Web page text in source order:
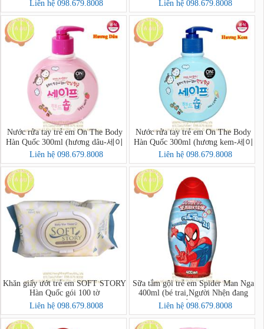
Liên hệ 098.679.8008 Liên hệ 098.679.8008
Nước rửa tay trẻ em On The Body
Hàn Quốc 300ml (hương dâu-세이
프핸드솝)
Liên hệ 098.679.8008
Nước rửa tay trẻ em On The Body
Hàn Quốc 300ml (hương kem-세이
프핸드솝)
Liên hệ 098.679.8008
Khăn giấy ướt trẻ em SOFT STORY
Hàn Quốc gói 100 tờ
Liên hệ 098.679.8008
Sữa tắm gội trẻ em Spider Man Nga
400ml (bé trai,Người Nhện đang
bay)
Liên hệ 098.679.8008